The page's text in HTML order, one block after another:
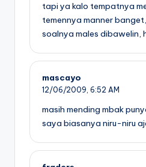
tapi ya kalo tempatnya
temennya manner
soalnya males dibawelin,
mascayo
12/06/2009, 6:52 AM
masih mending mbak
saya biasanya niru-niru